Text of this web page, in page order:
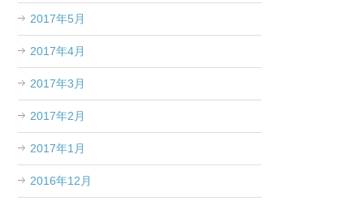
2017年5月
2017年4月
2017年3月
2017年2月
2017年1月
2016年12月